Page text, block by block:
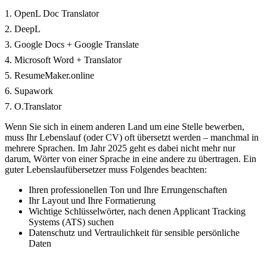
1. OpenL Doc Translator
2. DeepL
3. Google Docs + Google Translate
4. Microsoft Word + Translator
5. ResumeMaker.online
6. Supawork
7. O.Translator
Wenn Sie sich in einem anderen Land um eine Stelle bewerben,
muss Ihr Lebenslauf (oder CV) oft übersetzt werden – manchmal in
mehrere Sprachen. Im Jahr 2025 geht es dabei nicht mehr nur
darum, Wörter von einer Sprache in eine andere zu übertragen. Ein
guter Lebenslaufübersetzer muss Folgendes beachten:
Ihren professionellen Ton und Ihre Errungenschaften
Ihr Layout und Ihre Formatierung
Wichtige Schlüsselwörter, nach denen Applicant Tracking
Systems (ATS) suchen
Datenschutz und Vertraulichkeit für sensible persönliche
Daten